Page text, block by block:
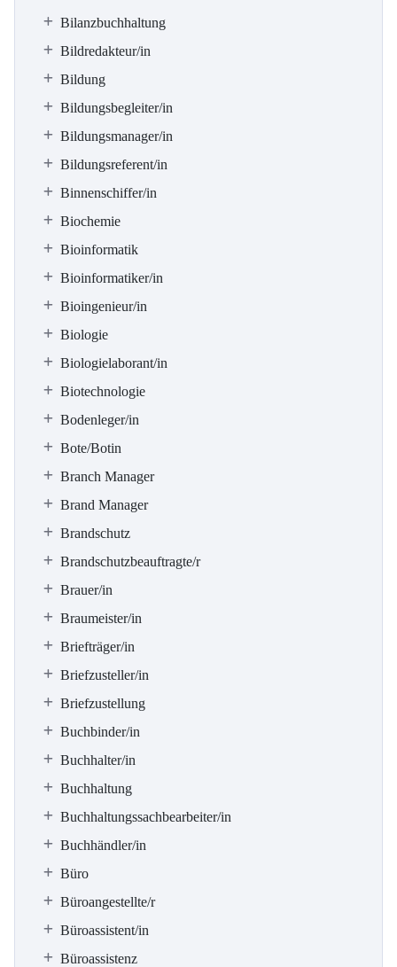
Bilanzbuchhaltung
Bildredakteur/in
Bildung
Bildungsbegleiter/in
Bildungsmanager/in
Bildungsreferent/in
Binnenschiffer/in
Biochemie
Bioinformatik
Bioinformatiker/in
Bioingenieur/in
Biologie
Biologielaborant/in
Biotechnologie
Bodenleger/in
Bote/Botin
Branch Manager
Brand Manager
Brandschutz
Brandschutzbeauftragte/r
Brauer/in
Braumeister/in
Briefträger/in
Briefzusteller/in
Briefzustellung
Buchbinder/in
Buchhalter/in
Buchhaltung
Buchhaltungssachbearbeiter/in
Buchhändler/in
Büro
Büroangestellte/r
Büroassistent/in
Büroassistenz